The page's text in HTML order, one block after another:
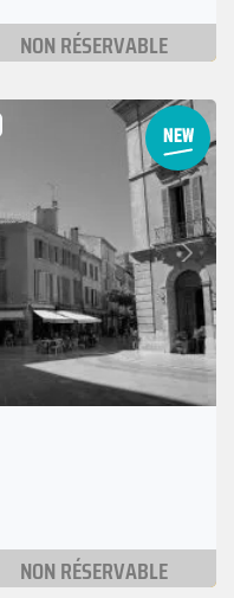
NON RÉSERVABLE
Suivant
NON RÉSERVABLE